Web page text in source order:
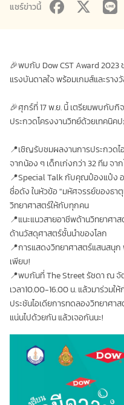
แชร์ข่าวนี้
🎉พบกับ Dow CST Award 2023
แรงบันดาลใจ พร้อมเกมส์และราง
🎉ศุกร์ที่ 17 พ.ย. นี้ เตรียมพบกับกิ
ประกวดโครงงานวิทย์ด้วยเทคนิ
📍เชิญรับชมผลงานการประกวด
จากน้อง ๆ เด็กเก่งกว่า 32 ทีม จา
📍Special Talk กับคุณป๋องแป๋ง
ชื่อดัง ในหัวข้อ "มหัศจรรย์ของธา
วิทยาศาสตร์ให้กับทุกคน
📍แนะแนวสายอาชีพด้านวิทยาศา
ด้านวัสดุศาสตร์ชั้นนำของโลก
📍การแสดงวิทยาศาสตร์แสนสนุ
เพียบ!
📍พบกันที่ The Street รัชดา ณ
เวลา10.00-16.00 น. แล้วมาร่วมใ
ประชันไอเดียการทดลองวิทยาศ
แน่นไปด้วยกัน แล้วเจอกันนะ!